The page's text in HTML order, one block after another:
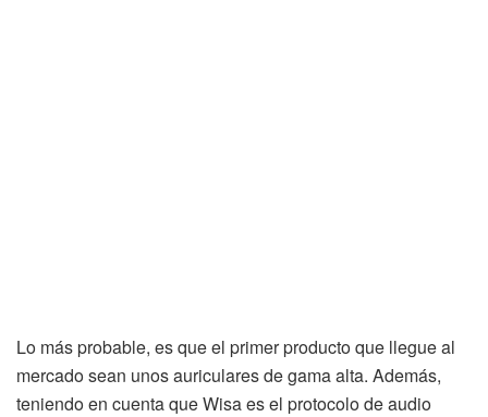
Lo más probable, es que el primer producto que llegue al
mercado sean unos auriculares de gama alta. Además,
teniendo en cuenta que Wisa es el protocolo de audio